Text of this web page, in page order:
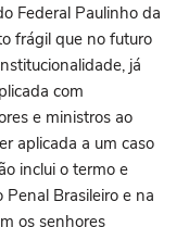
Federal Paulinho da
frágil que no futuro
já
com
e ministros ao
aplicada a um caso
inclui o termo e
Brasileiro e na
os senhores